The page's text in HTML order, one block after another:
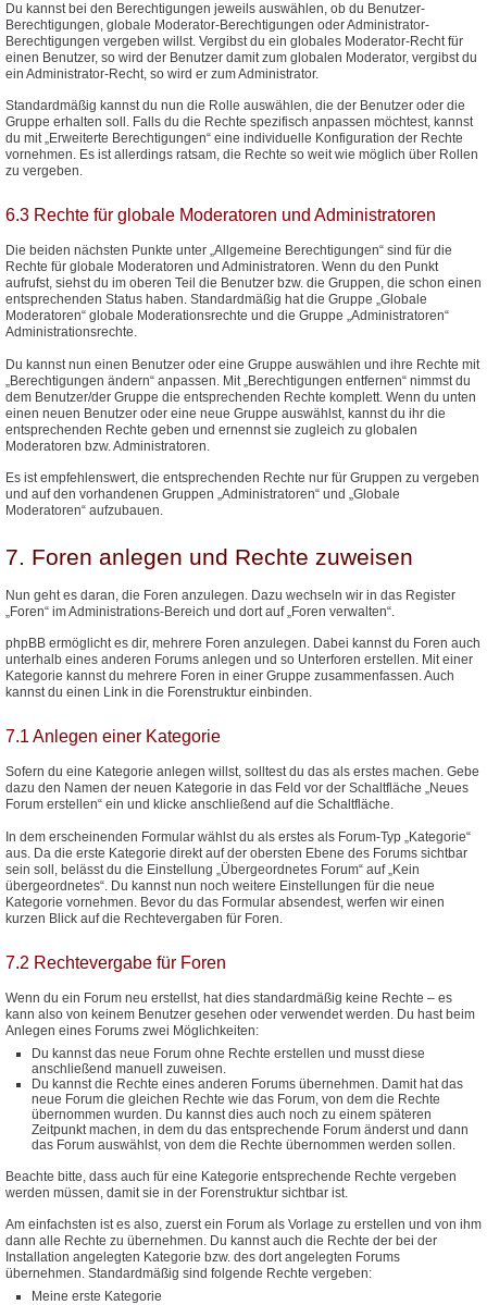
Du kannst bei den Berechtigungen jeweils auswählen, ob du Benutzer-
Berechtigungen, globale Moderator-Berechtigungen oder Administrator-
Berechtigungen vergeben willst. Vergibst du ein globales Moderator-Recht für
einen Benutzer, so wird der Benutzer damit zum globalen Moderator, vergibst du
ein Administrator-Recht, so wird er zum Administrator.
Standardmäßig kannst du nun die Rolle auswählen, die der Benutzer oder die
Gruppe erhalten soll. Falls du die Rechte spezifisch anpassen möchtest, kannst
du mit „Erweiterte Berechtigungen“ eine individuelle Konfiguration der Rechte
vornehmen. Es ist allerdings ratsam, die Rechte so weit wie möglich über Rollen
zu vergeben.
6.3 Rechte für globale Moderatoren und Administratoren
Die beiden nächsten Punkte unter „Allgemeine Berechtigungen“ sind für die
Rechte für globale Moderatoren und Administratoren. Wenn du den Punkt
aufrufst, siehst du im oberen Teil die Benutzer bzw. die Gruppen, die schon einen
entsprechenden Status haben. Standardmäßig hat die Gruppe „Globale
Moderatoren“ globale Moderationsrechte und die Gruppe „Administratoren“
Administrationsrechte.
Du kannst nun einen Benutzer oder eine Gruppe auswählen und ihre Rechte mit
„Berechtigungen ändern“ anpassen. Mit „Berechtigungen entfernen“ nimmst du
dem Benutzer/der Gruppe die entsprechenden Rechte komplett. Wenn du unten
einen neuen Benutzer oder eine neue Gruppe auswählst, kannst du ihr die
entsprechenden Rechte geben und ernennst sie zugleich zu globalen
Moderatoren bzw. Administratoren.
Es ist empfehlenswert, die entsprechenden Rechte nur für Gruppen zu vergeben
und auf den vorhandenen Gruppen „Administratoren“ und „Globale
Moderatoren“ aufzubauen.
7. Foren anlegen und Rechte zuweisen
Nun geht es daran, die Foren anzulegen. Dazu wechseln wir in das Register
„Foren“ im Administrations-Bereich und dort auf „Foren verwalten“.
phpBB ermöglicht es dir, mehrere Foren anzulegen. Dabei kannst du Foren auch
unterhalb eines anderen Forums anlegen und so Unterforen erstellen. Mit einer
Kategorie kannst du mehrere Foren in einer Gruppe zusammenfassen. Auch
kannst du einen Link in die Forenstruktur einbinden.
7.1 Anlegen einer Kategorie
Sofern du eine Kategorie anlegen willst, solltest du das als erstes machen. Gebe
dazu den Namen der neuen Kategorie in das Feld vor der Schaltfläche „Neues
Forum erstellen“ ein und klicke anschließend auf die Schaltfläche.
In dem erscheinenden Formular wählst du als erstes als Forum-Typ „Kategorie“
aus. Da die erste Kategorie direkt auf der obersten Ebene des Forums sichtbar
sein soll, belässt du die Einstellung „Übergeordnetes Forum“ auf „Kein
übergeordnetes“. Du kannst nun noch weitere Einstellungen für die neue
Kategorie vornehmen. Bevor du das Formular absendest, werfen wir einen
kurzen Blick auf die Rechtevergaben für Foren.
7.2 Rechtevergabe für Foren
Wenn du ein Forum neu erstellst, hat dies standardmäßig keine Rechte – es
kann also von keinem Benutzer gesehen oder verwendet werden. Du hast beim
Anlegen eines Forums zwei Möglichkeiten:
Du kannst das neue Forum ohne Rechte erstellen und musst diese
anschließend manuell zuweisen.
Du kannst die Rechte eines anderen Forums übernehmen. Damit hat das
neue Forum die gleichen Rechte wie das Forum, von dem die Rechte
übernommen wurden. Du kannst dies auch noch zu einem späteren
Zeitpunkt machen, in dem du das entsprechende Forum änderst und dann
das Forum auswählst, von dem die Rechte übernommen werden sollen.
Beachte bitte, dass auch für eine Kategorie entsprechende Rechte vergeben
werden müssen, damit sie in der Forenstruktur sichtbar ist.
Am einfachsten ist es also, zuerst ein Forum als Vorlage zu erstellen und von ihm
dann alle Rechte zu übernehmen. Du kannst auch die Rechte der bei der
Installation angelegten Kategorie bzw. des dort angelegten Forums
übernehmen. Standardmäßig sind folgende Rechte vergeben:
Meine erste Kategorie